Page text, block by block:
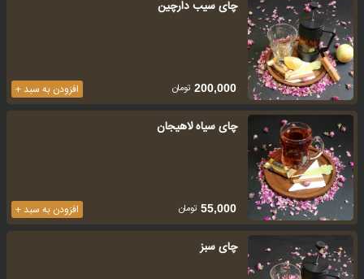
چای سیب دارچین
افزودن به سبد + 200,000 تومان
چای سیاه لاهیجان
افزودن به سبد + 55,000 تومان
چای سبز